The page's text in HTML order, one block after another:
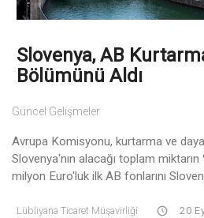
Slovenya, AB
Bölümünü Aldı
Güncel Gelişmeler
Avrupa Komisyonu, kurtarma ve
Slovenya'nın alacağı toplam
milyon Euro'luk ilk AB fonlarını
Lübliyana Ticaret Müşavirliği 20